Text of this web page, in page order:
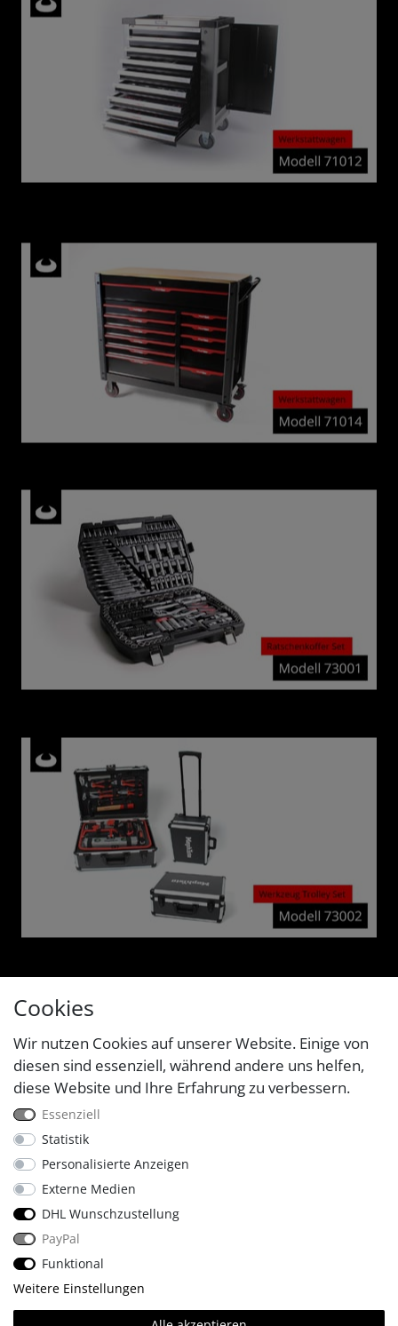
© Copyright 2026 Four & More GmbH Sinsheim. | Alle Rechte
Cookies
Wir nutzen Cookies auf unserer Website. Einige von
diesen sind essenziell, während andere uns helfen,
diese Website und Ihre Erfahrung zu verbessern.
Essenziell
Statistik
Personalisierte Anzeigen
Externe Medien
DHL Wunschzustellung
PayPal
Funktional
Weitere Einstellungen